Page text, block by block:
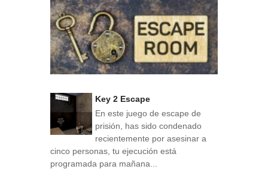
Key 2 Escape
En este juego de escape de
prisión, has sido condenado
recientemente por asesinar a
cinco personas, tu ejecución está
programada para mañana...